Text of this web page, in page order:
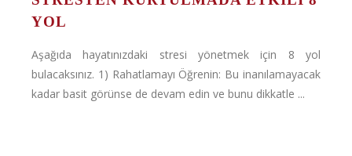
YOL
Aşağıda hayatınızdaki stresi yönetmek için 8 yol
bulacaksınız. 1) Rahatlamayı Öğrenin: Bu inanılamayacak
kadar basit görünse de devam edin ve bunu dikkatle ...